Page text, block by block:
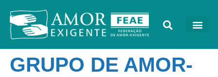
GRUPO DE AMOR-